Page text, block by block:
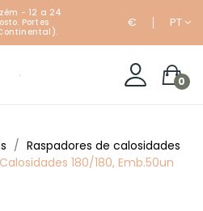
- 12 a 24
Portes
€ PT
0
Raspadores de calosidades
180/180, Emb.50un